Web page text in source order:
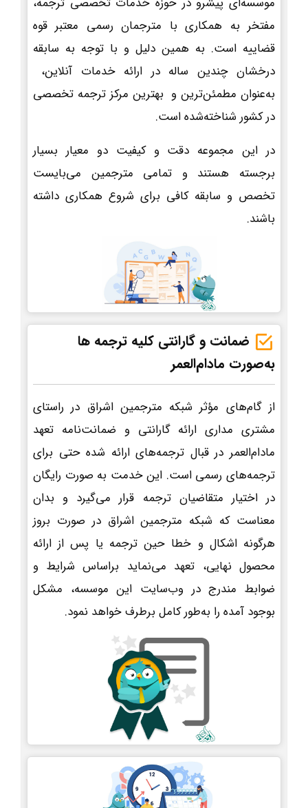
مفتخر به همکاری با مترجمان رسمی معتبر قوه
قضاییه است. به همین دلیل و با توجه به سابقه
درخشان چندین ساله در ارائه خدمات آنلاین،
به‌عنوان مطمئن‌ترین و بهترین مرکز ترجمه تخصصی
در کشور شناخته‌شده است.
در این مجموعه دقت و کیفیت دو معیار بسیار
برجسته هستند و تمامی مترجمین می‌بایست
تخصص و سابقه کافی برای شروع همکاری داشته
باشند.
ضمانت و گارانتی کلیه ترجمه ها
به‌صورت مادام‌العمر
از گام‌های مؤثر شبکه مترجمین اشراق در راستای
مشتری مداری ارائه گارانتی و ضمانت‌نامه تعهد
مادام‌العمر در قبال ترجمه‌های ارائه شده حتی برای
ترجمه‌های رسمی است. این خدمت به صورت رایگان
در اختیار متقاضیان ترجمه قرار می‌گیرد و بدان
معناست که شبکه مترجمین اشراق در صورت بروز
هرگونه اشکال و خطا حین ترجمه یا پس از ارائه
محصول نهایی، تعهد می‌نماید براساس شرایط و
ضوابط مندرج در وب‌سایت این موسسه، مشکل
بوجود آمده را به‌طور کامل برطرف خواهد نمود.